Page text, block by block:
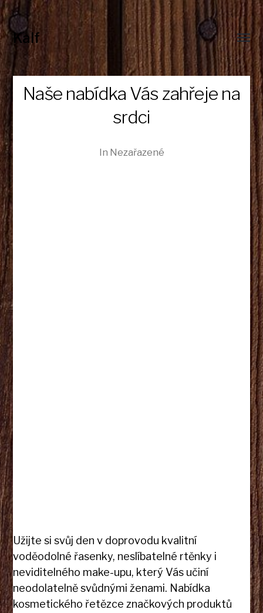
Kalf
menu
Naše nabídka Vás zahřeje na
srdci
In Nezařazené
Užijte si svůj den v doprovodu kvalitní
voděodolné řasenky, neslíbatelné rtěnky i
neviditelného make-upu, který Vás učiní
neodolatelně svůdnými ženami. Nabídka
kosmetického řetězce značkových produktů